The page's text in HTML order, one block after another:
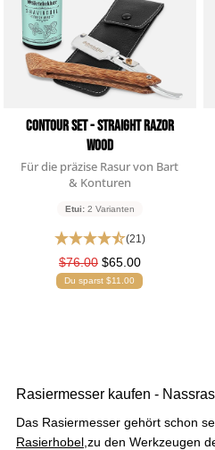
Christian
Contour Set - Straight Razor
Wood
Für die präzise Rasur von Bart
& Konturen
Etui: 2 Varianten
(21)
$76.00$65.00
Du sparst $11.00
Rasiermesser kaufen -
Das Rasiermesser gehört schon
Rasierhobel ,zu den Werkzeugen